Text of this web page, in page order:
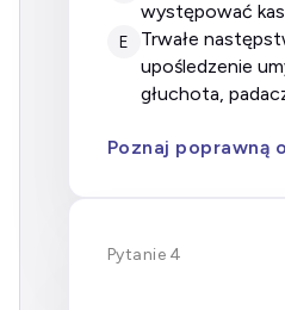
występować
E
trwałe następstwa to
upośledzenie
głuchota,
Poznaj poprawną
Pytanie 4